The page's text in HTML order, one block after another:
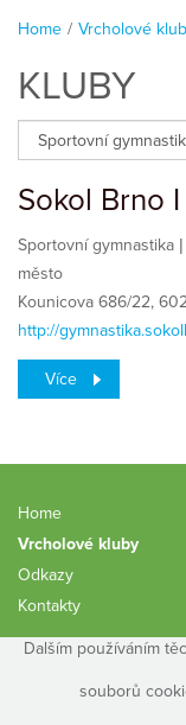
Home / Vrcholové
KLUBY
Sokol Brno
Sportovní gymnastika
město
Kounicova 686/22,
http://
Více
Home
Vrcholové kluby
Odkazy
Kontakty
Dalším používáním
souborů